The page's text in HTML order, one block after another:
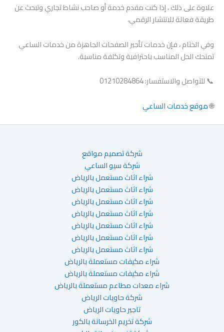
علاوة على ذلك ، إذا كنت مقدم خدمة أو صاحب نشاط تجاري وتبحث عن
طريقة فعالة للانتشار الرقمي،
وفي الختام ، فإن خدمات تأجير الصفحات الجاهزة من خدمات الساعي
تمنحك الحل المناسب باحترافية وتكلفة مناسبة.
📞 للتواصل والاستفسار: 01210284864
🌐موقع خدمات الساعي
شركة تصميم مواقع
شركة سيو الساعي
شراء اثاث مستعمل بالرياض
شراء اثاث مستعمل بالرياض
شراء اثاث مستعمل بالرياض
شراء اثاث مستعمل بالرياض
شراء اثاث مستعمل بالرياض
شراء اثاث مستعمل بالرياض
شراء اثاث مستعمل بالرياض
شراء مكيفات مستعملة بالرياض
شراء مكيفات مستعملة بالرياض
شراء معدات مطاعم مستعملة بالرياض
شركة حاويات الرياض
تاجير حاويات الرياض
شركة تخريم الخرسانة بالكور